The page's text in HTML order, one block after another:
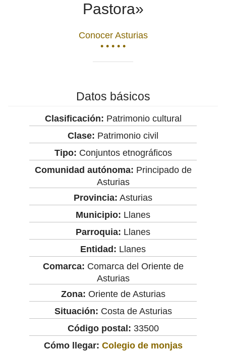
Pastora»
Conocer Asturias
• • • • •
Datos básicos
Clasificación: Patrimonio cultural
Clase: Patrimonio civil
Tipo: Conjuntos etnográficos
Comunidad autónoma: Principado de
Asturias
Provincia: Asturias
Municipio: Llanes
Parroquia: Llanes
Entidad: Llanes
Comarca: Comarca del Oriente de
Asturias
Zona: Oriente de Asturias
Situación: Costa de Asturias
Código postal: 33500
Cómo llegar: Colegio de monjas